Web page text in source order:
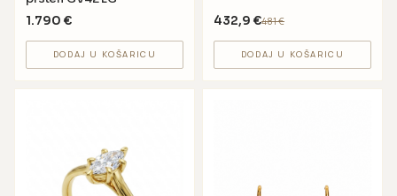
1.790 €
DODAJ U KOŠARICU
432,9 €481€
DODAJ U KOŠARICU